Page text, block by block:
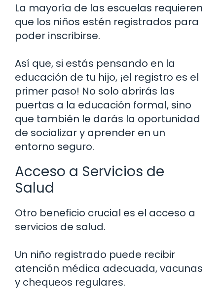
La mayoría de las escuelas requieren
que los niños estén registrados para
poder inscribirse.
Así que, si estás pensando en la
educación de tu hijo, ¡el registro es el
primer paso! No solo abrirás las
puertas a la educación formal, sino
que también le darás la oportunidad
de socializar y aprender en un
entorno seguro.
Acceso a Servicios de
Salud
Otro beneficio crucial es el acceso a
servicios de salud.
Un niño registrado puede recibir
atención médica adecuada, vacunas
y chequeos regulares.